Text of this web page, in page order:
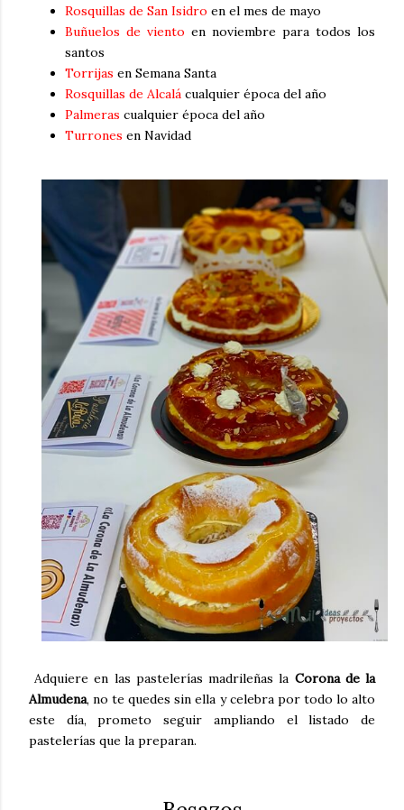
Rosquillas de San Isidro en el mes de mayo
Buñuelos de viento en noviembre para todos los
santos
Torrijas en Semana Santa
Rosquillas de Alcalá cualquier época del año
Palmeras cualquier época del año
Turrones en Navidad
Adquiere en las pastelerías madrileñas la Corona de la
Almudena, no te quedes sin ella y celebra por todo lo alto
este día, prometo seguir ampliando el listado de
pastelerías que la preparan.